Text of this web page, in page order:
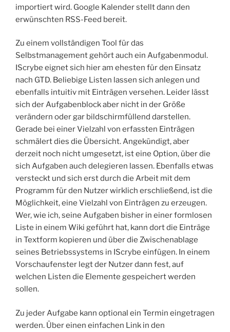
importiert wird. Google Kalender stellt dann den
erwünschten RSS-Feed bereit.
Zu einem vollständigen Tool für das
Selbstmanagement gehört auch ein Aufgabenmodul.
IScrybe eignet sich hier am ehesten für den Einsatz
nach GTD. Beliebige Listen lassen sich anlegen und
ebenfalls intuitiv mit Einträgen versehen. Leider lässt
sich der Aufgabenblock aber nicht in der Größe
verändern oder gar bildschirmfüllend darstellen.
Gerade bei einer Vielzahl von erfassten Einträgen
schmälert dies die Übersicht. Angekündigt, aber
derzeit noch nicht umgesetzt, ist eine Option, über die
sich Aufgaben auch delegieren lassen. Ebenfalls etwas
versteckt und sich erst durch die Arbeit mit dem
Programm für den Nutzer wirklich erschließend, ist die
Möglichkeit, eine Vielzahl von Einträgen zu erzeugen.
Wer, wie ich, seine Aufgaben bisher in einer formlosen
Liste in einem Wiki geführt hat, kann dort die Einträge
in Textform kopieren und über die Zwischenablage
seines Betriebssystems in IScrybe einfügen. In einem
Vorschaufenster legt der Nutzer dann fest, auf
welchen Listen die Elemente gespeichert werden
sollen.
Zu jeder Aufgabe kann optional ein Termin eingetragen
werden. Über einen einfachen Link in den